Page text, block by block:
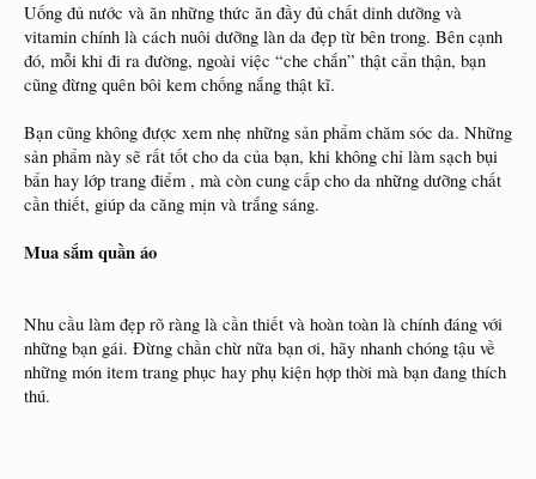
Uống đủ nước và ăn những thức ăn đầy đủ chất dinh dưỡng và
vitamin chính là cách nuôi dưỡng làn da đẹp từ bên trong. Bên cạnh
đó, mỗi khi đi ra đường, ngoài việc “che chắn” thật cẩn thận, bạn
cũng đừng quên bôi kem chống nắng thật kĩ.
Bạn cũng không được xem nhẹ những sản phẩm chăm sóc da. Những
sản phẩm này sẽ rất tốt cho da của bạn, khi không chỉ làm sạch bụi
bẩn hay lớp trang điểm , mà còn cung cấp cho da những dưỡng chất
cần thiết, giúp da căng mịn và trắng sáng.
Mua sắm quần áo
Nhu cầu làm đẹp rõ ràng là cần thiết và hoàn toàn là chính đáng với
những bạn gái. Đừng chần chừ nữa bạn ơi, hãy nhanh chóng tậu về
những món item trang phục hay phụ kiện hợp thời mà bạn đang thích
thú.